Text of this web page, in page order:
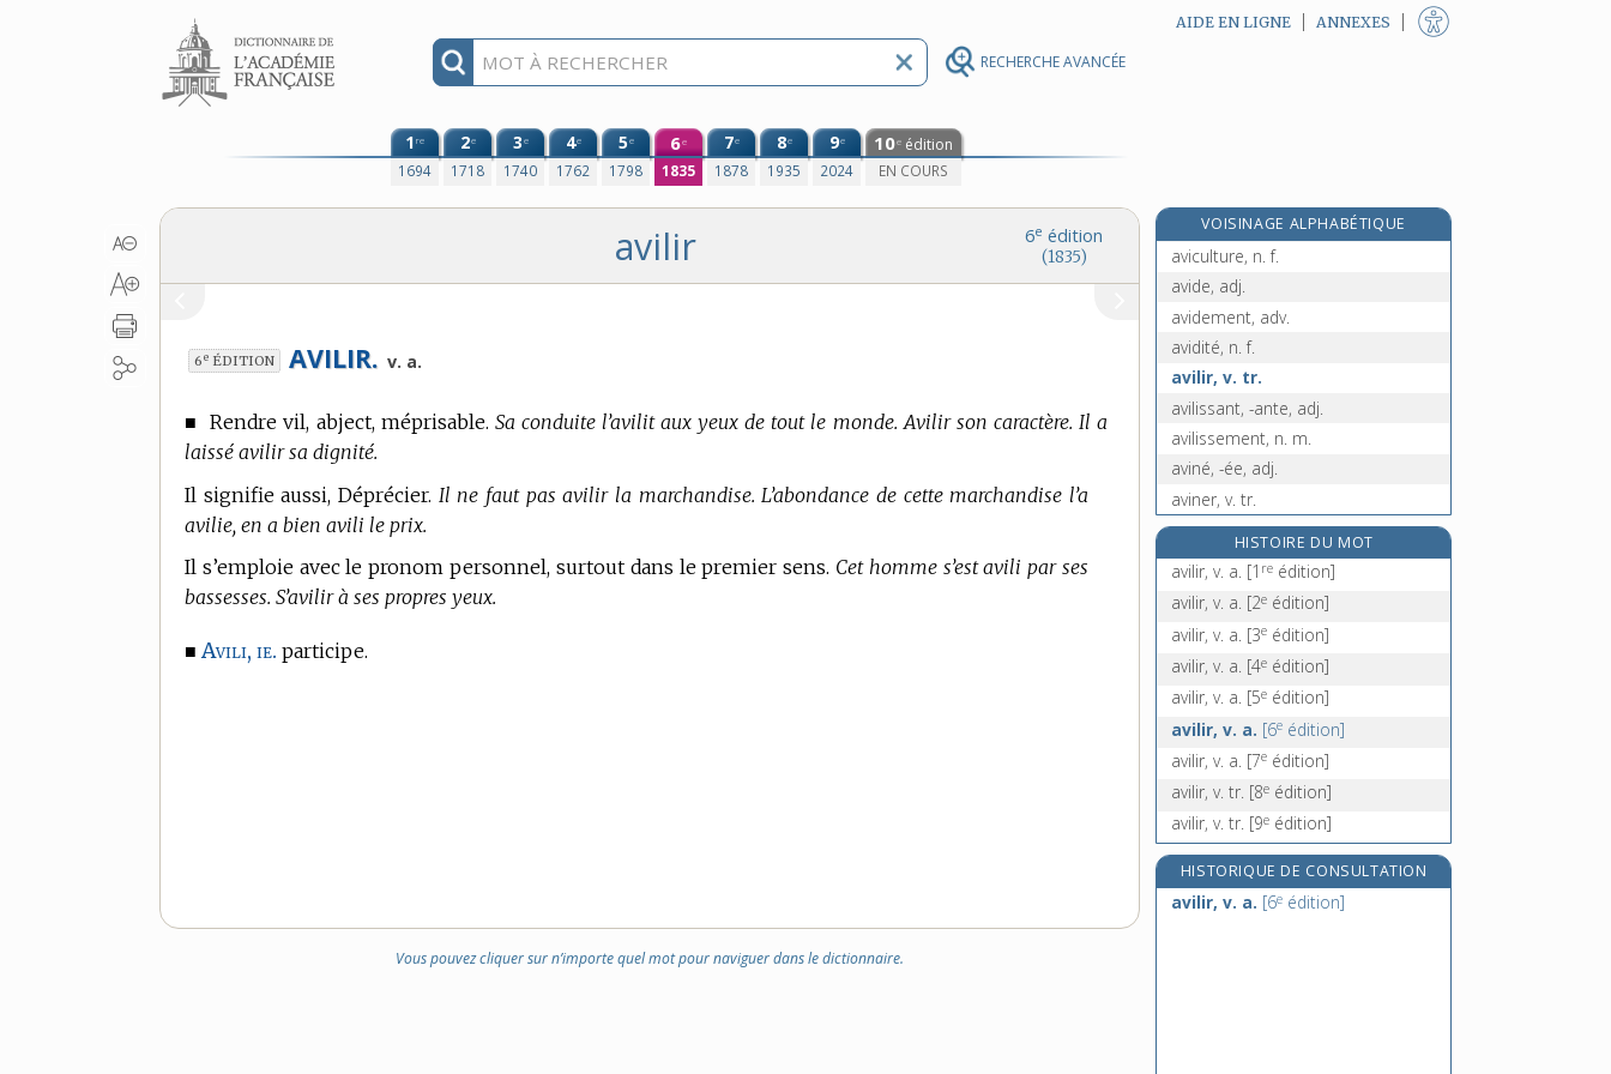
RECHERCHE AVANCÉE
Aller au contenu AIDE EN LIGNE ANNEXES
1re
1694
2e
1718
3e
1740
4e
1762
5e
1798
6e
1835
7e
1878
8e
1935
9e
2024
10e édition
EN COURS
6e édition
(1835)
avilir
6e ÉDITION AVILIR. v. a.
■Rendre vil, abject, méprisable. Sa conduite l’avilit aux yeux de tout le monde. Avilir son caractère. Il a
laissé avilir sa dignité.
Il signifie aussi, Déprécier. Il ne faut pas avilir la marchandise. L’abondance de cette marchandise l’a
avilie, en a bien avili le prix.
Il s’emploie avec le pronom personnel, surtout dans le premier sens. Cet homme s’est avili par ses
bassesses. S’avilir à ses propres yeux.
■Avili, ie. participe.
Vous pouvez cliquer sur n’importe quel mot pour naviguer dans le dictionnaire.
VOISINAGE ALPHABÉTIQUE
aviculteur, -trice, n.
aviculture, n. f.
avide, adj.
avidement, adv.
avidité, n. f.
avilir, v. tr.
avilissant, -ante, adj.
avilissement, n. m.
aviné, -ée, adj.
aviner, v. tr.
avion, n. m.
avion-cargo, n. m.
avisé, -ée, adj.
HISTOIRE DU MOT
avilir, v. a. [1 re édition]
avilir, v. a. [2e édition]
avilir, v. a. [3e édition]
avilir, v. a. [4e édition]
avilir, v. a. [5e édition]
avilir, v. a. [6e édition]
avilir, v. a. [7e édition]
avilir, v. tr. [8e édition]
avilir, v. tr. [9e édition]
HISTORIQUE DE CONSULTATION
avilir, v. a. [6e édition]